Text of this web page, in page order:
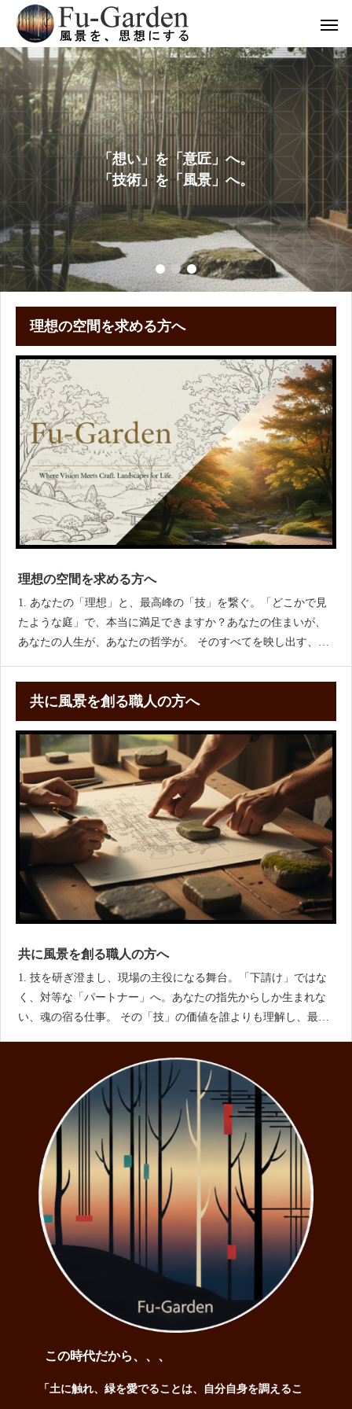
「想い」を「意匠」へ。
「技術」を「風景」へ。
理想の空間を求める方へ
理想の空間を求める方へ
1. あなたの「理想」と、最高峰の「技」を繋ぐ。「どこかで見
たような庭」で、本当に満足できますか？あなたの住まいが、
あなたの人生が、あなたの哲学が。 そのすべてを映し出す、唯
共に風景を創る職人の方へ
共に風景を創る職人の方へ
1. 技を研ぎ澄まし、現場の主役になる舞台。「下請け」ではな
く、対等な「パートナー」へ。あなたの指先からしか生まれな
い、魂の宿る仕事。 その「技」の価値を誰よりも理解し、最高
この時代だから、、、
「土に触れ、緑を愛でることは、自分自身を調えるこ